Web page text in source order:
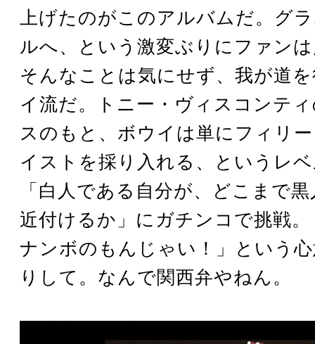
上げたのがこのアルバムだ。グ
ルへ、という激変ぶりにファン
そんなことは気にせず、我が道
イ流だ。トニー・ヴィスコンテ
スのもと、ボウイは単にフィリ
イストを採り入れる、というレ
「白人である自分が、どこまで
近付けるか」にガチンコで挑戦
ナンボのもんじゃい！」という
りして。なんで関西弁やねん。